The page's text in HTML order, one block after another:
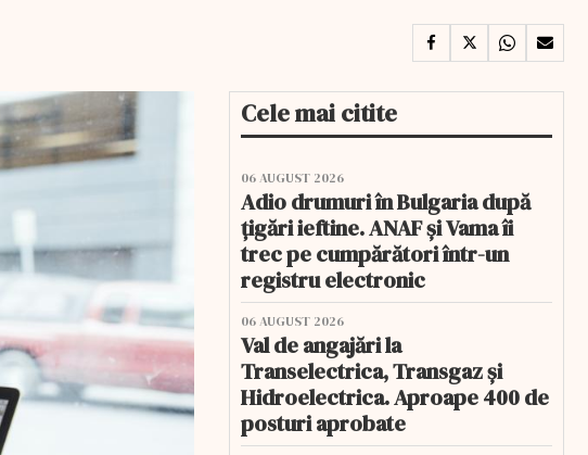
Cele mai citite
06 AUGUST 2026
Adio drumuri în Bulgaria după
țigări ieftine. ANAF și Vama îi
trec pe cumpărători într-un
registru electronic
06 AUGUST 2026
Val de angajări la
Transelectrica, Transgaz și
Hidroelectrica. Aproape 400 de
posturi aprobate